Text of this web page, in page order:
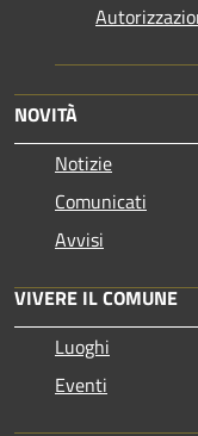
NOVITÀ
Notizie
Comunicati
Avvisi
VIVERE IL COMUNE
Luoghi
Eventi